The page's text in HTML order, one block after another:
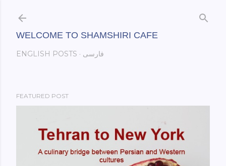
WELCOME TO SHAMSHIRI CAFE
ENGLISH POSTS فارسی
FEATURED POST